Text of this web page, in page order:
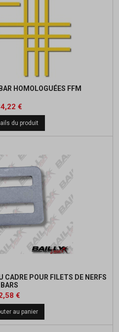
HOMOLOGUÉES FFM
€
base
du produit
CADRE POUR FILETS DE NERFS
BARS
€
au panier